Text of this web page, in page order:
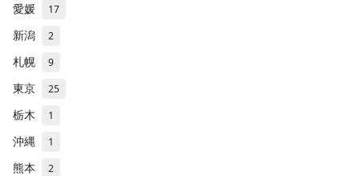
愛媛 17
新潟 2
札幌 9
東京 25
栃木 1
沖縄 1
熊本 2